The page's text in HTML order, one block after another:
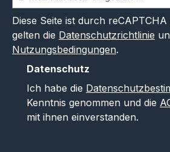
Diese Seite ist durch
gelten die Datenschutzrichtlinie
Nutzungsbedingungen.
Datenschutz
Ich habe die
Kenntnis genommen und die
mit ihnen einverstanden.